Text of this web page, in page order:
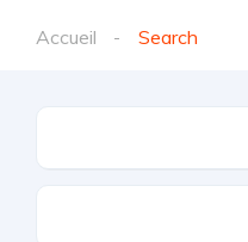
Accueil Search